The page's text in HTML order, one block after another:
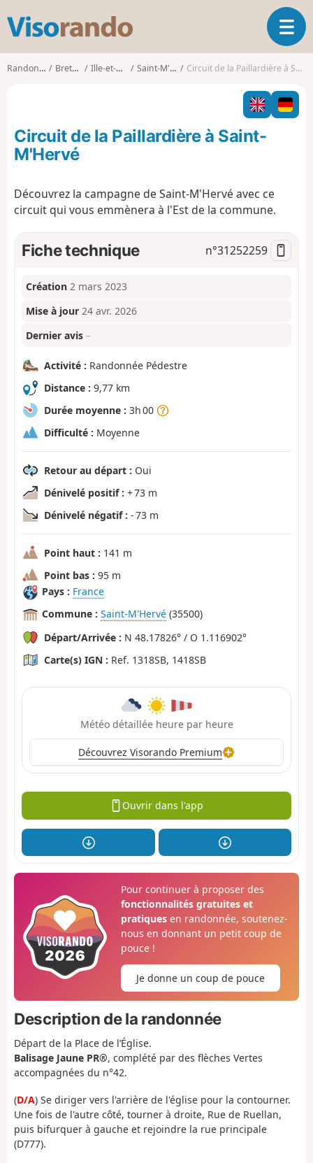
s
o
o
O
u
v
i
r
l
t
Randonnées Bretagne Ille-et-Vilaine Saint-M'Hervé Circuit de la Paillardière à Saint-M'Hervé
Circuit de la Paillardière à Saint-
M'Hervé
Découvrez la campagne de Saint-M'Hervé avec ce
circuit qui vous emmènera à l'Est de la commune.
Fiche technique n°31252259
Création 2 mars 2023
Mise à jour 24 avr. 2026
Dernier avis –
Activité : Randonnée Pédestre
Distance : 9,77 km
Durée moyenne : 3h 00
Difficulté : Moyenne
Retour au départ : Oui
Dénivelé positif : + 73 m
Dénivelé négatif : - 73 m
Point haut : 141 m
Point bas : 95 m
Pays : France
Commune : Saint-M'Hervé (35500)
Départ/Arrivée : N 48.17826° / O 1.116902°
Carte(s) IGN : Ref. 1318SB, 1418SB
Météo détaillée heure par heure
Découvrez Visorando Premium
Ouvrir dans l'app
Pour continuer à proposer des
fonctionnalités gratuites et
pratiquesen randonnée, soutenez-
nous en donnant un petit coup de
pouce !
Je donne un coup de pouce
Description de la randonnée
Départ de la Place de l’Église.
Balisage Jaune PR®, complété par des flèches Vertes
accompagnées du n°42.
(D/A) Se diriger vers l'arrière de l'église pour la contourner.
Une fois de l'autre côté, tourner à droite, Rue de Ruellan,
puis bifurquer à gauche et rejoindre la rue principale
(D777).